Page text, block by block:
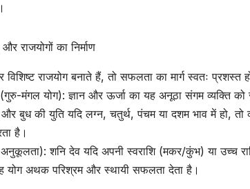
राजयोगों का निर्माण
राजयोग बनाते हैं, तो सफलता का मार्ग स्वतः प्रशस्त
मंगल योग): ज्ञान और ऊर्जा का यह अनूठा संगम व्यक्ति को
और बुध की युति यदि लग्न, चतुर्थ, पंचम या दशम भाव में हो, तो
है।
शनि देव यदि अपनी स्वराशि (मकर/कुंभ) या उच्च
योग अथक परिश्रम और स्थायी सफलता देता है।